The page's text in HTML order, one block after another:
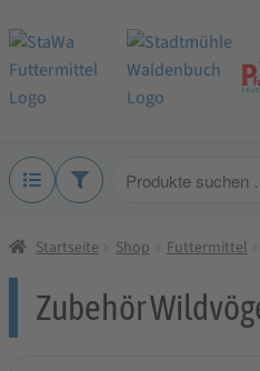
Zur
Navigation
springen
Zum
Inhalt
springen
Produkte
Startseite Shop Futtermittel
Zubehör